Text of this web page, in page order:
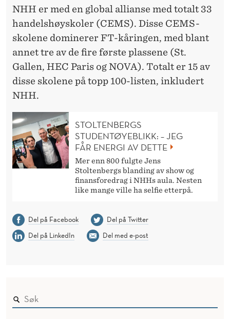
NHH er med en global allianse med totalt 33
handelshøyskoler (CEMS). Disse CEMS-
skolene dominerer FT-kåringen, med blant
annet tre av de fire første plassene (St.
Gallen, HEC Paris og NOVA). Totalt er 15 av
disse skolene på topp 100-listen, inkludert
NHH.
STOLTENBERGS
STUDENTØYEBLIKK: – JEG
FÅR ENERGI AV DETTE
Mer enn 800 fulgte Jens
Stoltenbergs blanding av show og
finansforedrag i NHHs aula. Nesten
like mange ville ha selfie etterpå.
Del på Facebook
Del på Twitter
Del på LinkedIn
Del med e-post